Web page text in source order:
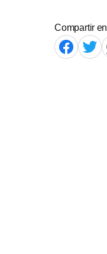
Compartir en